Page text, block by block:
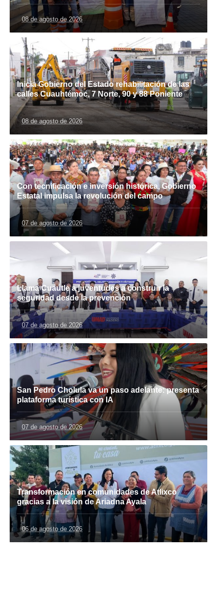
08 de agosto de 2026
Inicia Gobierno del Estado rehabilitación de las
calles Cuauhtémoc, 7 Norte, 90 y 88 Poniente
08 de agosto de 2026
Con tecnificación e inversión histórica, Gobierno
Estatal impulsa la revolución del campo
07 de agosto de 2026
Llama Cuautle a juventudes a construir la
seguridad desde la prevención
07 de agosto de 2026
San Pedro Cholula va un paso adelante: presenta
plataforma turística con IA
07 de agosto de 2026
Transformación en comunidades de Atlixco
gracias a la visión de Ariadna Ayala
06 de agosto de 2026